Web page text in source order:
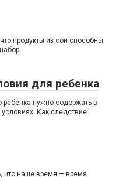
продукты из сои способны
для ребенка
нужно содержать в
Как следствие
что наше время — время